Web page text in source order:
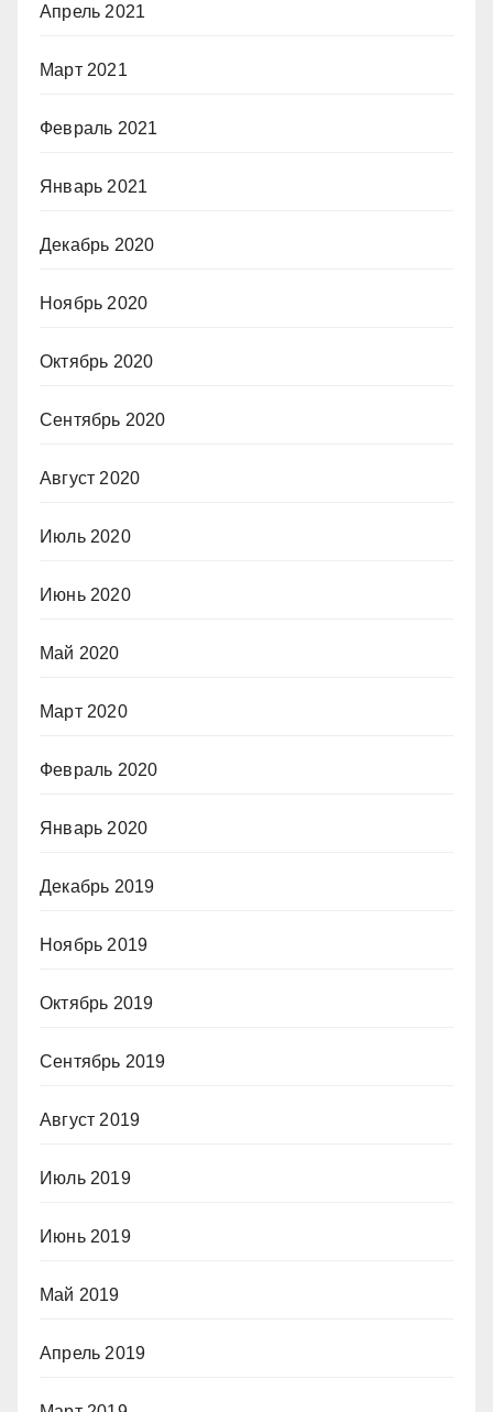
Апрель 2021
Март 2021
Февраль 2021
Январь 2021
Декабрь 2020
Ноябрь 2020
Октябрь 2020
Сентябрь 2020
Август 2020
Июль 2020
Июнь 2020
Май 2020
Март 2020
Февраль 2020
Январь 2020
Декабрь 2019
Ноябрь 2019
Октябрь 2019
Сентябрь 2019
Август 2019
Июль 2019
Июнь 2019
Май 2019
Апрель 2019